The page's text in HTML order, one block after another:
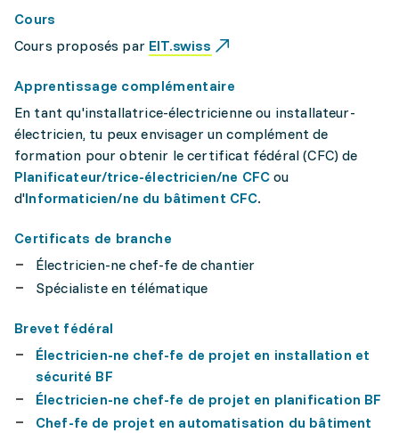
Cours
Cours proposés par EIT.swiss
Apprentissage complémentaire
En tant qu'installatrice-électricienne ou installateur-
électricien, tu peux envisager un complément de
formation pour obtenir le certificat fédéral (CFC) de
Planificateur/trice-électricien/ne CFC ou
d'Informaticien/ne du bâtiment CFC.
Certificats de branche
Électricien-ne chef-fe de chantier
Spécialiste en télématique
Brevet fédéral
Électricien-ne chef-fe de projet en installation et
sécurité BF
Électricien-ne chef-fe de projet en planification BF
Chef-fe de projet en automatisation du bâtiment